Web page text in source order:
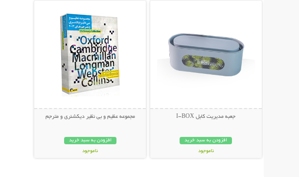
جعبه مدیریت کابل I-BOX
افزودن به سبد خرید
ناموجود
مجموعه عظیم و بی نظیر دیکشنری و مترجم
افزودن به سبد خرید
ناموجود